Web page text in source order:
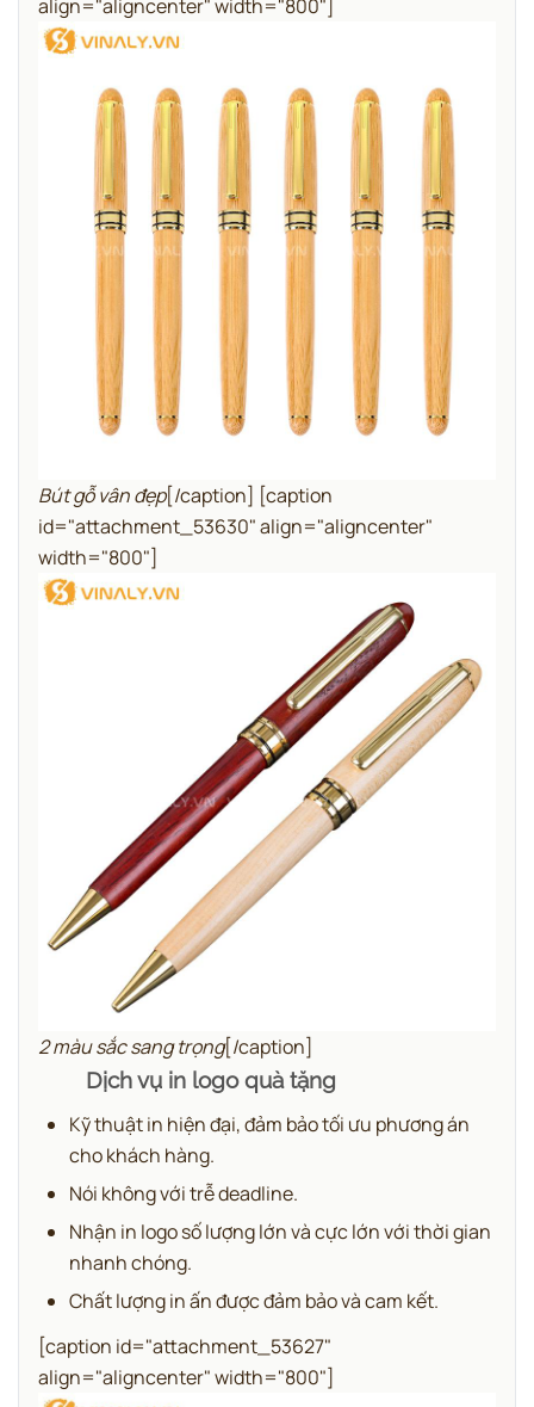
align="aligncenter" width="800"]
Bút gỗ vân đẹp[/caption] [caption
id="attachment_53630" align="aligncenter"
width="800"]
2 màu sắc sang trọng[/caption]
Dịch vụ in logo quà tặng
Kỹ thuật in hiện đại, đảm bảo tối ưu phương án
cho khách hàng.
Nói không với trễ deadline.
Nhận in logo số lượng lớn và cực lớn với thời gian
nhanh chóng.
Chất lượng in ấn được đảm bảo và cam kết.
[caption id="attachment_53627"
align="aligncenter" width="800"]